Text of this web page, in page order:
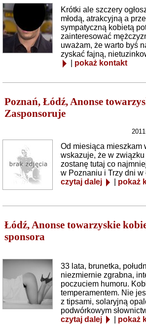
Krótki ale szczery
młodą, atrakcyjną a
sympatyczną kobietą
zainteresować
uważam, że warto byś
zyskać fajną,
pokaż kontakt
Poznań, Łódź, Anonse
Zasponsoruje
Od miesiąca mieszkam
wskazuje, że w
zostanę tutaj co
w Poznaniu i Trzy dni w
czytaj dalej
pokaż
Łódź, Anonse towarzyskie
sponsora
33 lata, brunetka,
niezmiernie zgrabna,
poczuciem humoru.
temperamentem. Nie
z tipsami, solaryjną
podwórkowym
czytaj dalej
pokaż